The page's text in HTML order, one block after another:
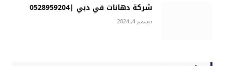
شركة دهانات في دبي |0528959204
ديسمبر 4, 2024